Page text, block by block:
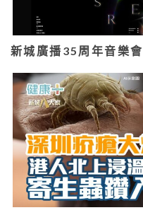
新城廣播35周年音樂